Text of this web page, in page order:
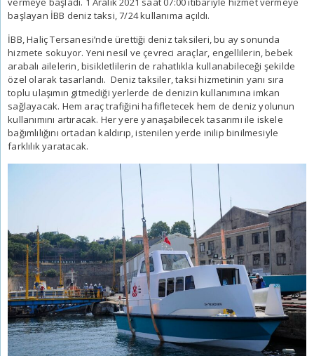
başlayan İBB deniz taksi, 7/24 kullanıma açıldı.
İBB, Haliç Tersanesi’nde ürettiği deniz taksileri, bu ay sonunda
hizmete sokuyor. Yeni nesil ve çevreci araçlar, engellilerin, bebek
arabalı ailelerin, bisikletlilerin de rahatlıkla kullanabileceği şekilde
özel olarak tasarlandı. Deniz taksiler,taksi hizmetinin yanı sıra
toplu ulaşımın gitmediği yerlerde de denizin kullanımına imkan
sağlayacak. Hem araç trafiğini hafifletecek hem de deniz yolunun
kullanımını artıracak. Her yere yanaşabilecek tasarımı ile iskele
bağımlılığını ortadan kaldırıp, istenilen yerde inilip binilmesiyle
farklılık yaratacak.